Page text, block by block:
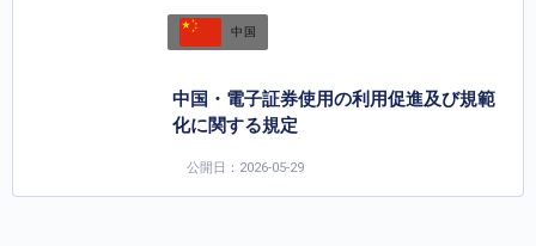
中国
中国・電子証券使用の利用促進及び規範
化に関する規定
公開日：2026-05-29